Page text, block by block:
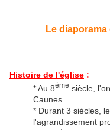
Le
Histoire de l'église :
* Au 8ème siècle,
Caunes.
* Durant 3 siècles,
l'agrandissement